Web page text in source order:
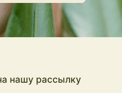
нашу рассылку